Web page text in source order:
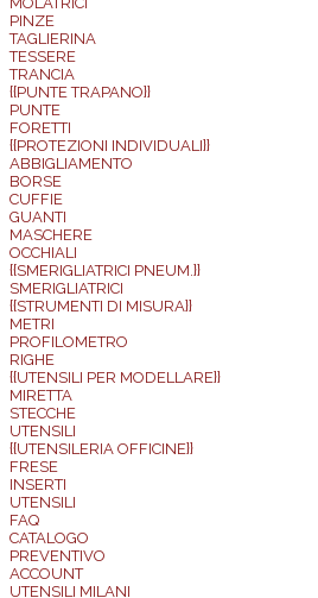
PINZE
TAGLIERINA
TESSERE
TRANCIA
{{PUNTE TRAPANO}}
PUNTE
FORETTI
{{PROTEZIONI INDIVIDUALI}}
ABBIGLIAMENTO
BORSE
CUFFIE
GUANTI
MASCHERE
OCCHIALI
{{SMERIGLIATRICI PNEUM.}}
SMERIGLIATRICI
{{STRUMENTI DI MISURA}}
METRI
PROFILOMETRO
RIGHE
{{UTENSILI PER MODELLARE}}
MIRETTA
STECCHE
UTENSILI
{{UTENSILERIA OFFICINE}}
FRESE
INSERTI
UTENSILI
FAQ
CATALOGO
PREVENTIVO
ACCOUNT
UTENSILI MILANI